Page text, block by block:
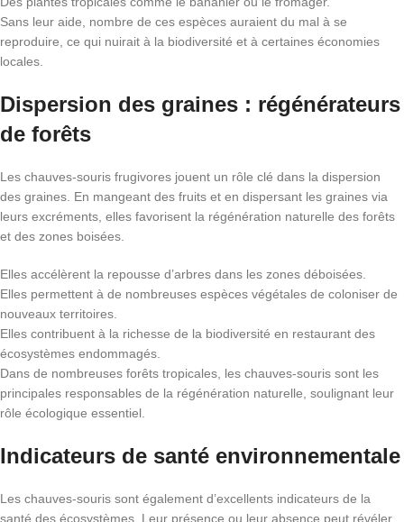
Sans leur aide, nombre de ces espèces auraient du mal à se
reproduire, ce qui nuirait à la biodiversité et à certaines économies
locales.
Dispersion des graines : régénérateurs
de forêts
Les chauves-souris frugivores jouent un rôle clé dans la dispersion
des graines. En mangeant des fruits et en dispersant les graines via
leurs excréments, elles favorisent la régénération naturelle des forêts
et des zones boisées.
Elles accélèrent la repousse d’arbres dans les zones déboisées.
Elles permettent à de nombreuses espèces végétales de coloniser de
nouveaux territoires.
Elles contribuent à la richesse de la biodiversité en restaurant des
écosystèmes endommagés.
Dans de nombreuses forêts tropicales, les chauves-souris sont les
principales responsables de la régénération naturelle, soulignant leur
rôle écologique essentiel.
Indicateurs de santé environnementale
Les chauves-souris sont également d’excellents indicateurs de la
santé des écosystèmes. Leur présence ou leur absence peut révéler